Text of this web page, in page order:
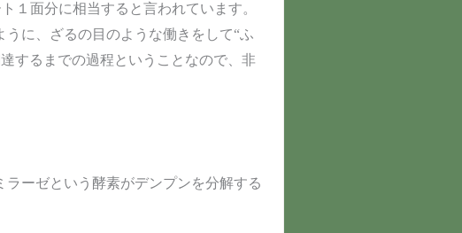
１面分に相当すると言われています。
に、ざるの目のような働きをして“ふ
するまでの過程ということなので、非
ーゼという酵素がデンプンを分解する